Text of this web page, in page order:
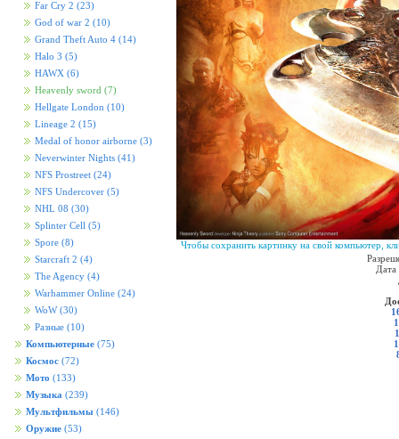
Far Cry 2 (23)
God of war 2 (10)
Grand Theft Auto 4 (14)
Halo 3 (5)
HAWX (6)
Heavenly sword (7)
Hellgate London (10)
Lineage 2 (15)
Medal of honor airborne (3)
Neverwinter Nights (41)
NFS Prostreet (24)
NFS Undercover (5)
NHL 08 (30)
Splinter Cell (5)
Spore (8)
Starcraft 2 (4)
The Agency (4)
Warhammer Online (24)
WoW(30)
Разные (10)
Компьютерные (75)
Космос (72)
Мото (133)
Музыка (239)
Мультфильмы (146)
Оружие (53)
Чтобы сохранить картинку на свой компьютер,
Дата